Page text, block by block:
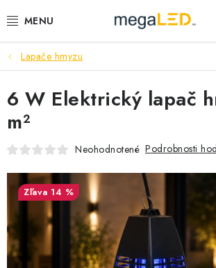
na
PRIEMYSEL
SVIETIDLÁ
ŽIAROVKY A TRUBICE
ELEKTROMATERIÁL
VENTILÁTORY
Lapače hmyzu
6 W Elektrický lapač
m²
Neohodnotené Podrobnosti
14 %